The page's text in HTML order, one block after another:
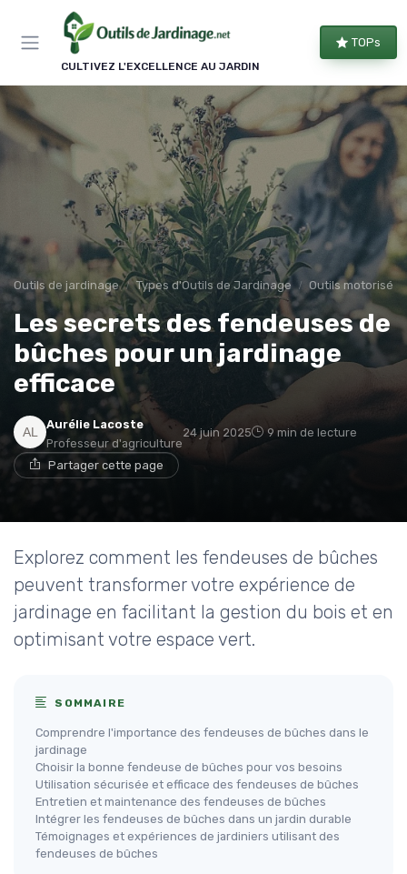
CULTIVEZ L'EXCELLENCE AU JARDIN
TOPs
Outils de jardinage Types d'Outils de Jardinage Outils motorisés
Les secrets des fendeuses de
bûches pour un jardinage
efficace
Aurélie Lacoste
Professeur d'agriculture
24 juin 2025 9 min de lecture
Partager cette page
Explorez comment les fendeuses de bûches
peuvent transformer votre expérience de
jardinage en facilitant la gestion du bois et en
optimisant votre espace vert.
SOMMAIRE
Comprendre l'importance des fendeuses de bûches dans le
jardinage
Choisir la bonne fendeuse de bûches pour vos besoins
Utilisation sécurisée et efficace des fendeuses de bûches
Entretien et maintenance des fendeuses de bûches
Intégrer les fendeuses de bûches dans un jardin durable
Témoignages et expériences de jardiniers utilisant des
fendeuses de bûches
Panneau de gestion des cookies